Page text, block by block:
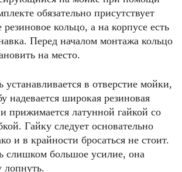
обязательно присутствует
кольцо, а на корпусе есть
Перед началом монтажа кольцо
на место.
устанавливается в отверстие мойки,
надевается широкая резиновая
прижимается латунной гайкой со
Гайку следует основательно
и в крайности бросаться не стоит.
слишком большое усилие, она
лопнуть.